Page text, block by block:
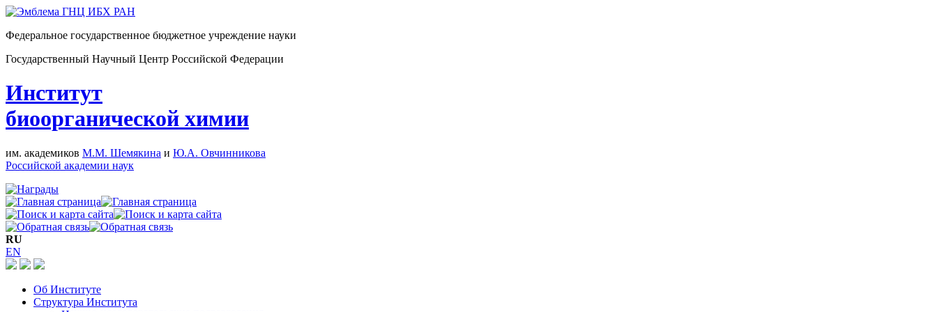
Федеральное государственное бюджетное учреждение науки
Государственный Научный Центр Российской Федерации
Институт
биоорганической химии
им. академиков М.М. Шемякина и Ю.А. Овчинникова
Российской академии наук
RU
EN
Об Институте
Структура Института